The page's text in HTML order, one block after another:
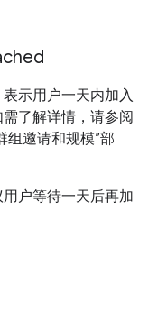
表示用户一天内加入
了解详情，请参阅
组邀请和规模”部
户等待一天后再加